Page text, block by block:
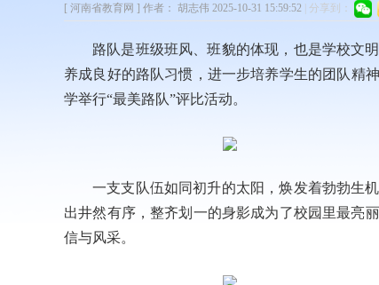
[ 河南省教育网 ] 作者： 胡志伟 2025-10-31 15:59:52 分享到：
路队是班级班风、班貌的体现，也是学校文
养成良好的路队习惯，进一步培养学生的团队精
学举行“最美路队”评比活动。
一支支队伍如同初升的太阳，焕发着勃勃生
出井然有序，整齐划一的身影成为了校园里最亮
信与风采。